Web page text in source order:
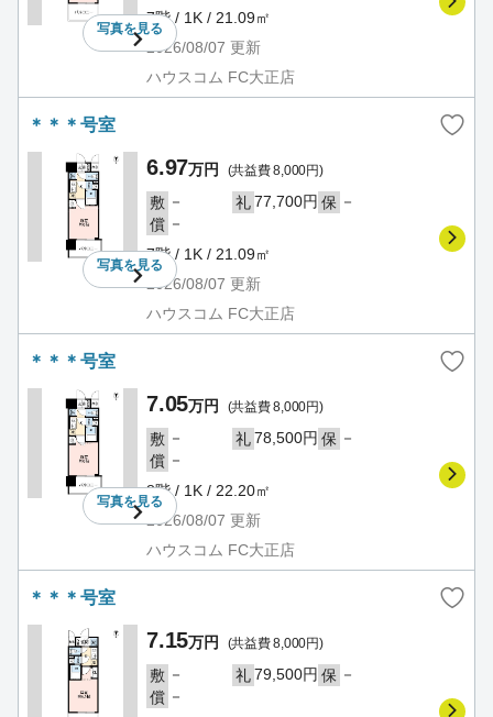
写真を見る
7階 / 1K / 21.09㎡
2026/08/07 更新
ハウスコム FC大正店
＊＊＊号室
写真を見る
6.97万円 (共益費 8,000円)
敷 － 礼77,700円 保 －
償 －
7階 / 1K / 21.09㎡
2026/08/07 更新
ハウスコム FC大正店
＊＊＊号室
写真を見る
7.05万円 (共益費 8,000円)
敷 － 礼78,500円 保 －
償 －
8階 / 1K / 22.20㎡
2026/08/07 更新
ハウスコム FC大正店
＊＊＊号室
7.15万円 (共益費 8,000円)
敷 － 礼79,500円 保 －
償 －